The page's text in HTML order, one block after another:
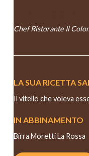
Chef Ristorante Il
LA SUA RICETTA
Il vitello che voleva
IN ABBINAMENTO
Birra Moretti La Rossa